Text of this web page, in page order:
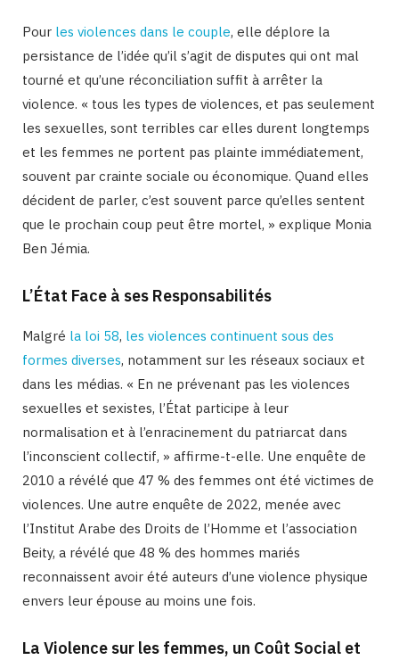
Pour les violences dans le couple, elle déplore la
persistance de l’idée qu’il s’agit de disputes qui ont mal
tourné et qu’une réconciliation suffit à arrêter la
violence. « tous les types de violences, et pas seulement
les sexuelles, sont terribles car elles durent longtemps
et les femmes ne portent pas plainte immédiatement,
souvent par crainte sociale ou économique. Quand elles
décident de parler, c’est souvent parce qu’elles sentent
que le prochain coup peut être mortel, » explique Monia
Ben Jémia.
L’État Face à ses Responsabilités
Malgré la loi 58, les violences continuent sous des
formes diverses, notamment sur les réseaux sociaux et
dans les médias. « En ne prévenant pas les violences
sexuelles et sexistes, l’État participe à leur
normalisation et à l’enracinement du patriarcat dans
l’inconscient collectif, » affirme-t-elle. Une enquête de
2010 a révélé que 47 % des femmes ont été victimes de
violences. Une autre enquête de 2022, menée avec
l’Institut Arabe des Droits de l’Homme et l’association
Beity, a révélé que 48 % des hommes mariés
reconnaissent avoir été auteurs d’une violence physique
envers leur épouse au moins une fois.
La Violence sur les femmes, un Coût Social et